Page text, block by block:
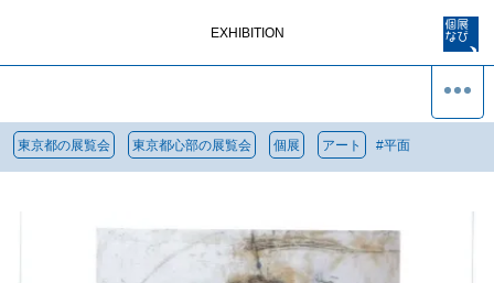
EXHIBITION
東京都の展覧会 東京都心部の展覧会 個展 アート #平面